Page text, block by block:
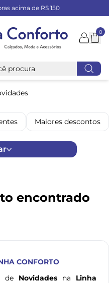
acima de R$ 150
0
Maiores descontos
encontrado
CONFORTO
de Novidades na Linha